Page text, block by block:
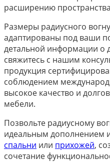
расширению
Размеры радиусного
адаптированы под ваши
детальной информации о
свяжитесь с нашим
продукция
соблюдением
высокое качество и
мебели.
Позвольте радиусному
идеальным дополнением
спальни или прихожей,
сочетание